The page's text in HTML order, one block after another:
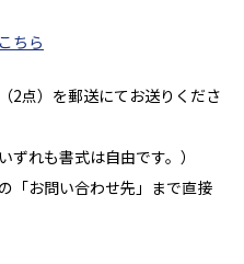
ちら
2点）を郵送にてお送りくださ
も書式は自由です。）
「お問い合わせ先」まで直接